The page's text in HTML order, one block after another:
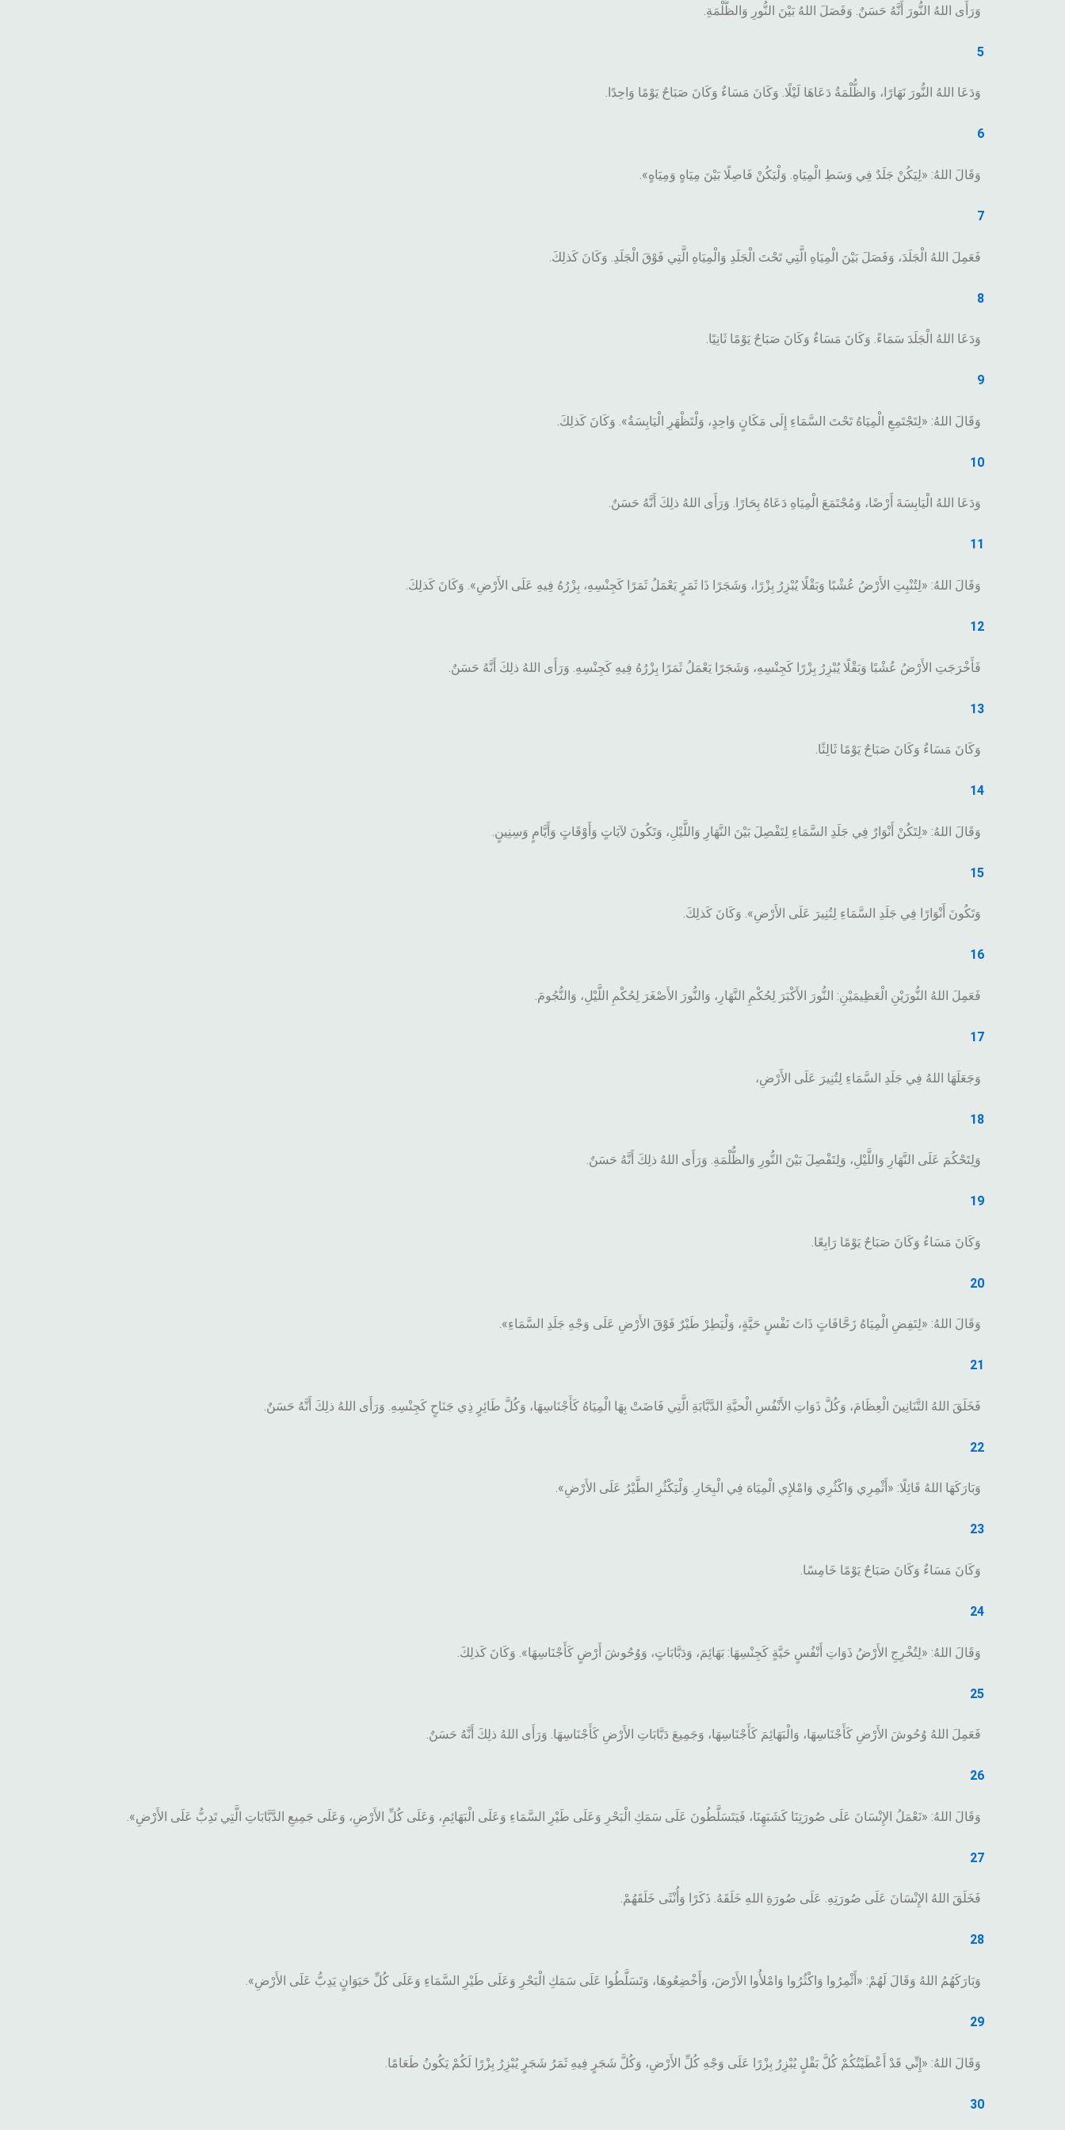
وَرَأَى اللهُ النُّورَ أَنَّهُ حَسَنٌ. وَفَصَلَ اللهُ بَيْنَ النُّورِ وَالظُّلْمَةِ.
5
وَدَعَا اللهُ النُّورَ نَهَارًا، وَالظُّلْمَةُ دَعَاهَا لَيْلًا. وَكَانَ مَسَاءٌ وَكَانَ صَبَاحٌ يَوْمًا وَاحِدًا.
6
وَقَالَ اللهُ: «لِيَكُنْ جَلَدٌ فِي وَسَطِ الْمِيَاهِ. وَلْيَكُنْ فَاصِلًا بَيْنَ مِيَاهٍ وَمِيَاهٍ».
7
فَعَمِلَ اللهُ الْجَلَدَ، وَفَصَلَ بَيْنَ الْمِيَاهِ الَّتِي تَحْتَ الْجَلَدِ وَالْمِيَاهِ الَّتِي فَوْقَ الْجَلَدِ. وَكَانَ كَذلِكَ.
8
وَدَعَا اللهُ الْجَلَدَ سَمَاءً. وَكَانَ مَسَاءٌ وَكَانَ صَبَاحٌ يَوْمًا ثَانِيًا.
9
وَقَالَ اللهُ: «لِتَجْتَمِعِ الْمِيَاهُ تَحْتَ السَّمَاءِ إِلَى مَكَانٍ وَاحِدٍ، وَلْتَظْهَرِ الْيَابِسَةُ». وَكَانَ كَذلِكَ.
10
وَدَعَا اللهُ الْيَابِسَةَ أَرْضًا، وَمُجْتَمَعَ الْمِيَاهِ دَعَاهُ بِحَارًا. وَرَأَى اللهُ ذلِكَ أَنَّهُ حَسَنٌ.
11
وَقَالَ اللهُ: «لِتُنْبِتِ الأَرْضُ عُشْبًا وَبَقْلًا يُبْزِرُ بِزْرًا، وَشَجَرًا ذَا ثَمَرٍ يَعْمَلُ ثَمَرًا كَجِنْسِهِ، بِزْرُهُ فِيهِ عَلَى الأَرْضِ». وَكَانَ كَذلِكَ.
12
فَأَخْرَجَتِ الأَرْضُ عُشْبًا وَبَقْلًا يُبْزِرُ بِزْرًا كَجِنْسِهِ، وَشَجَرًا يَعْمَلُ ثَمَرًا بِزْرُهُ فِيهِ كَجِنْسِهِ. وَرَأَى اللهُ ذلِكَ أَنَّهُ حَسَنٌ.
13
وَكَانَ مَسَاءٌ وَكَانَ صَبَاحٌ يَوْمًا ثَالِثًا.
14
وَقَالَ اللهُ: «لِتَكُنْ أَنْوَارٌ فِي جَلَدِ السَّمَاءِ لِتَفْصِلَ بَيْنَ النَّهَارِ وَاللَّيْلِ، وَتَكُونَ لآيَاتٍ وَأَوْقَاتٍ وَأَيَّامٍ وَسِنِينٍ.
15
وَتَكُونَ أَنْوَارًا فِي جَلَدِ السَّمَاءِ لِتُنِيرَ عَلَى الأَرْضِ». وَكَانَ كَذلِكَ.
16
فَعَمِلَ اللهُ النُّورَيْنِ الْعَظِيمَيْنِ: النُّورَ الأَكْبَرَ لِحُكْمِ النَّهَارِ، وَالنُّورَ الأَصْغَرَ لِحُكْمِ اللَّيْلِ، وَالنُّجُومَ.
17
وَجَعَلَهَا اللهُ فِي جَلَدِ السَّمَاءِ لِتُنِيرَ عَلَى الأَرْضِ،
18
وَلِتَحْكُمَ عَلَى النَّهَارِ وَاللَّيْلِ، وَلِتَفْصِلَ بَيْنَ النُّورِ وَالظُّلْمَةِ. وَرَأَى اللهُ ذلِكَ أَنَّهُ حَسَنٌ.
19
وَكَانَ مَسَاءٌ وَكَانَ صَبَاحٌ يَوْمًا رَابِعًا.
20
وَقَالَ اللهُ: «لِتَفِضِ الْمِيَاهُ زَحَّافَاتٍ ذَاتَ نَفْسٍ حَيَّةٍ، وَلْيَطِرْ طَيْرٌ فَوْقَ الأَرْضِ عَلَى وَجْهِ جَلَدِ السَّمَاءِ».
21
فَخَلَقَ اللهُ التَّنَانِينَ الْعِظَامَ، وَكُلَّ ذَوَاتِ الأَنْفُسِ الْحيَّةِ الدَّبَّابَةِ الَّتِي فَاضَتْ بِهَا الْمِيَاهُ كَأَجْنَاسِهَا، وَكُلَّ طَائِرٍ ذِي جَنَاحٍ كَجِنْسِهِ. وَرَأَى اللهُ ذلِكَ أَنَّهُ حَسَنٌ.
22
وَبَارَكَهَا اللهُ قَائِلًا: «أَثْمِرِي وَاكْثُرِي وَامْلإِي الْمِيَاهَ فِي الْبِحَارِ. وَلْيَكْثُرِ الطَّيْرُ عَلَى الأَرْضِ».
23
وَكَانَ مَسَاءٌ وَكَانَ صَبَاحٌ يَوْمًا خَامِسًا.
24
وَقَالَ اللهُ: «لِتُخْرِجِ الأَرْضُ ذَوَاتِ أَنْفُسٍ حَيَّةٍ كَجِنْسِهَا: بَهَائِمَ، وَدَبَّابَاتٍ، وَوُحُوشَ أَرْضٍ كَأَجْنَاسِهَا». وَكَانَ كَذلِكَ.
25
فَعَمِلَ اللهُ وُحُوشَ الأَرْضِ كَأَجْنَاسِهَا، وَالْبَهَائِمَ كَأَجْنَاسِهَا، وَجَمِيعَ دَبَّابَاتِ الأَرْضِ كَأَجْنَاسِهَا. وَرَأَى اللهُ ذلِكَ أَنَّهُ حَسَنٌ.
26
وَقَالَ اللهُ: «نَعْمَلُ الإِنْسَانَ عَلَى صُورَتِنَا كَشَبَهِنَا، فَيَتَسَلَّطُونَ عَلَى سَمَكِ الْبَحْرِ وَعَلَى طَيْرِ السَّمَاءِ وَعَلَى الْبَهَائِمِ، وَعَلَى كُلِّ الأَرْضِ، وَعَلَى جَمِيعِ الدَّبَّابَاتِ الَّتِي تَدِبُّ عَلَى الأَرْضِ».
27
فَخَلَقَ اللهُ الإِنْسَانَ عَلَى صُورَتِهِ. عَلَى صُورَةِ اللهِ خَلَقَهُ. ذَكَرًا وَأُنْثَى خَلَقَهُمْ.
28
وَبَارَكَهُمُ اللهُ وَقَالَ لَهُمْ: «أَثْمِرُوا وَاكْثُرُوا وَامْلأُوا الأَرْضَ، وَأَخْضِعُوهَا، وَتَسَلَّطُوا عَلَى سَمَكِ الْبَحْرِ وَعَلَى طَيْرِ السَّمَاءِ وَعَلَى كُلِّ حَيَوَانٍ يَدِبُّ عَلَى الأَرْضِ».
29
وَقَالَ اللهُ: «إِنِّي قَدْ أَعْطَيْتُكُمْ كُلَّ بَقْلٍ يُبْزِرُ بِزْرًا عَلَى وَجْهِ كُلِّ الأَرْضِ، وَكُلَّ شَجَرٍ فِيهِ ثَمَرُ شَجَرٍ يُبْزِرُ بِزْرًا لَكُمْ يَكُونُ طَعَامًا.
30